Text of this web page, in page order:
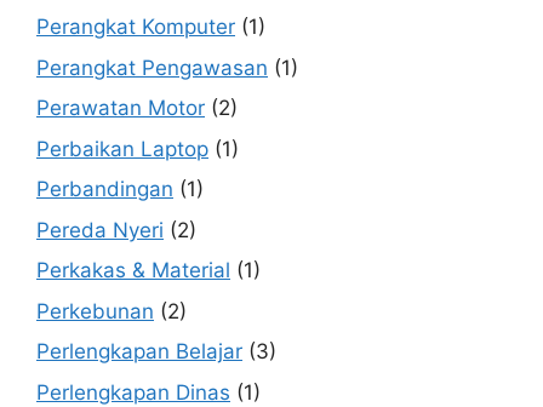
Perangkat Komputer (1)
Perangkat Pengawasan (1)
Perawatan Motor (2)
Perbaikan Laptop (1)
Perbandingan (1)
Pereda Nyeri (2)
Perkakas & Material (1)
Perkebunan (2)
Perlengkapan Belajar (3)
Perlengkapan Dinas (1)